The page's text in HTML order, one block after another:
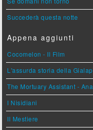
Succederà questa notte
Appena aggiunti
Cocomelon - Il Film
L'assurda storia della
The Mortuary Assistant -
I Nisidiani
Il Mestiere